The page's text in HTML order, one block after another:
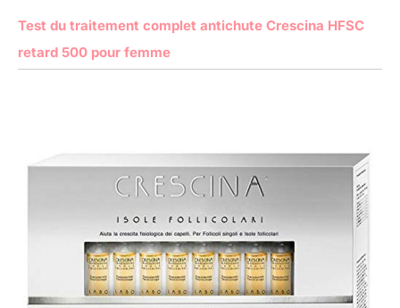
Test du traitement complet antichute Crescina HFSC
retard 500 pour femme